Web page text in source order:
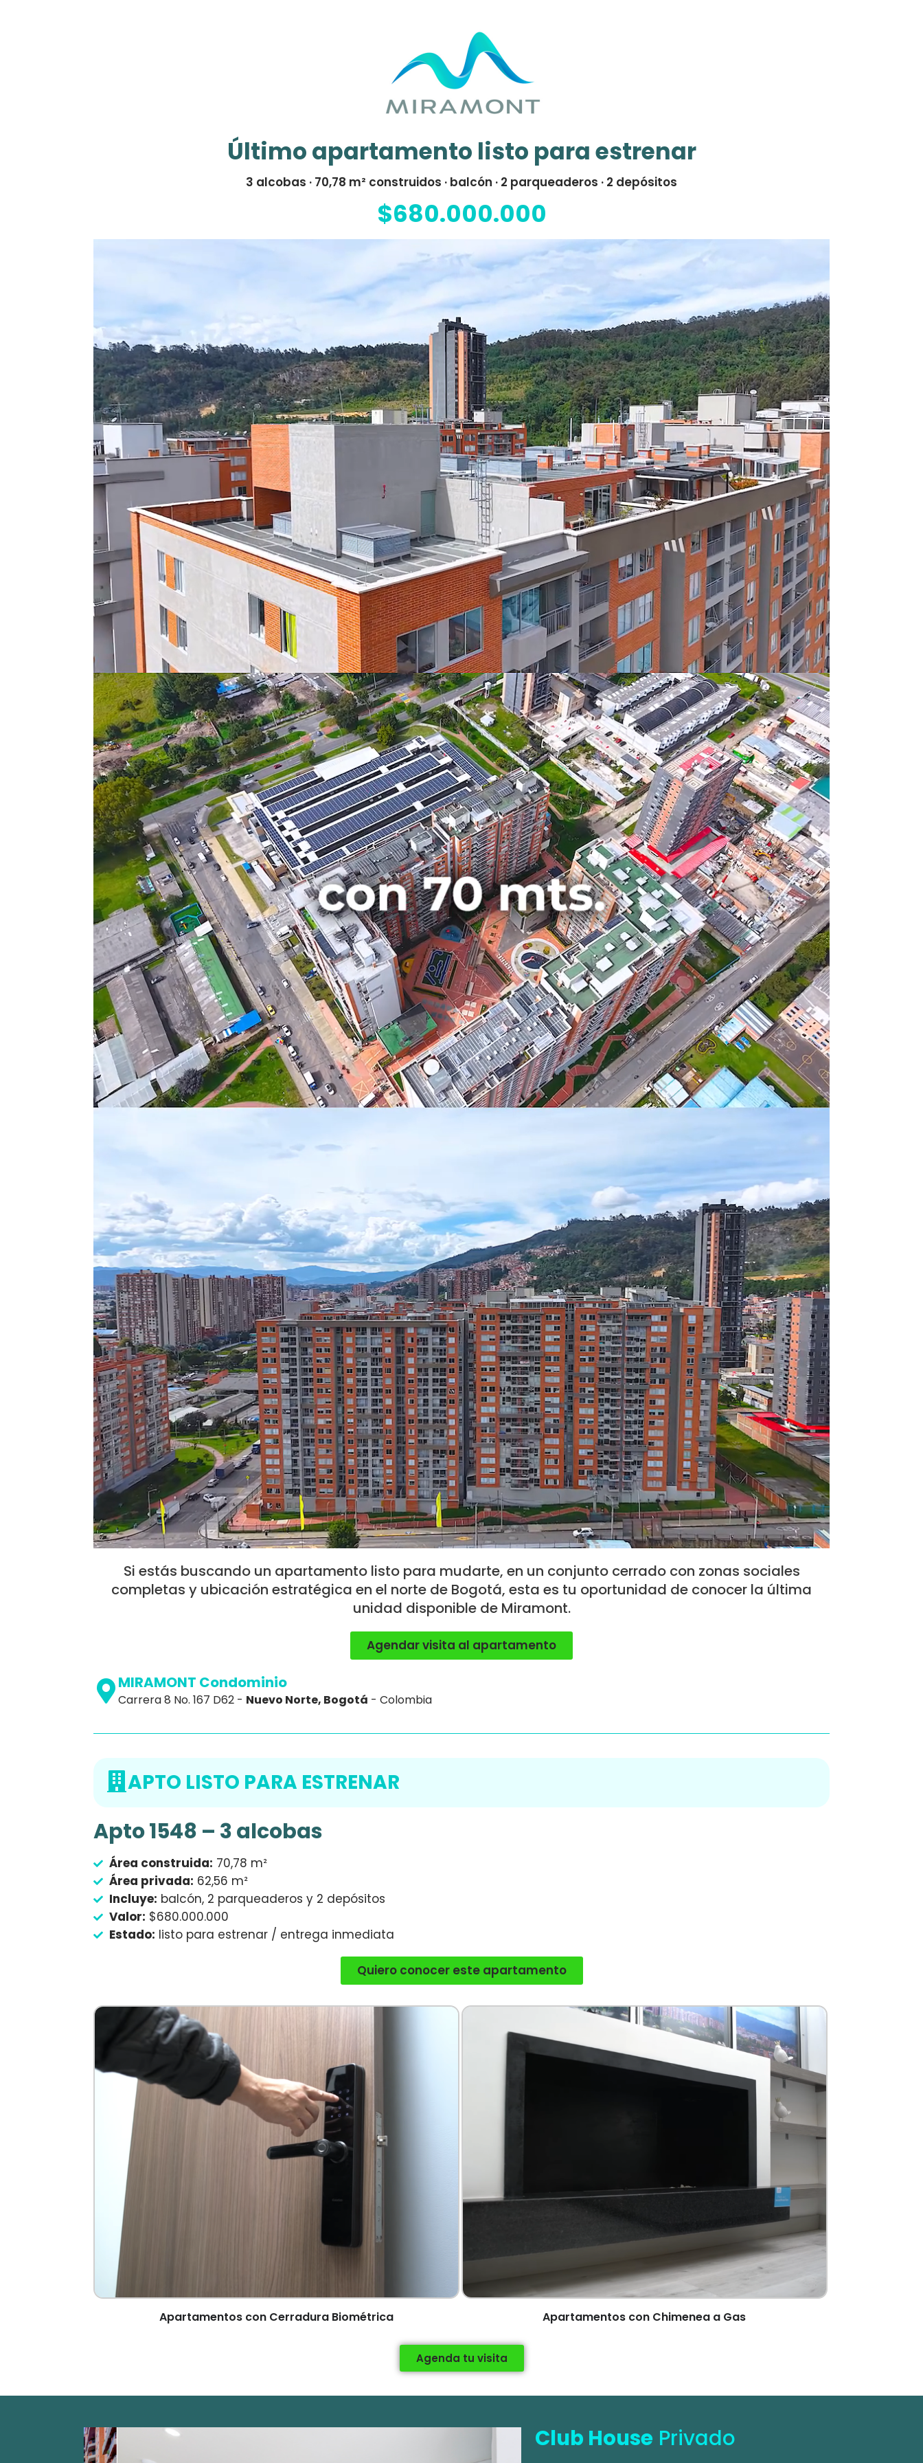
Último apartamento listo para estrenar
3 alcobas · 70,78 m² construidos · balcón · 2 parqueaderos · 2 depósitos
$680.000.000
Si estás buscando un apartamento listo para mudarte, en un conjunto cerrado con zonas sociales
completas y ubicación estratégica en el norte de Bogotá, esta es tu oportunidad de conocer la última
unidad disponible de Miramont.
Agendar visita al apartamento
MIRAMONT Condominio
Carrera 8 No. 167 D62 - Nuevo Norte, Bogotá - Colombia
APTO LISTO PARA ESTRENAR
Apto 1548 – 3 alcobas
Área construida: 70,78 m²
Área privada: 62,56 m²
Incluye: balcón, 2 parqueaderos y 2 depósitos
Valor: $680.000.000
Estado: listo para estrenar / entrega inmediata
Quiero conocer este apartamento
Apartamentos con Cerradura Biométrica Apartamentos con Chimenea a Gas
Agenda tu visita
Club House Privado